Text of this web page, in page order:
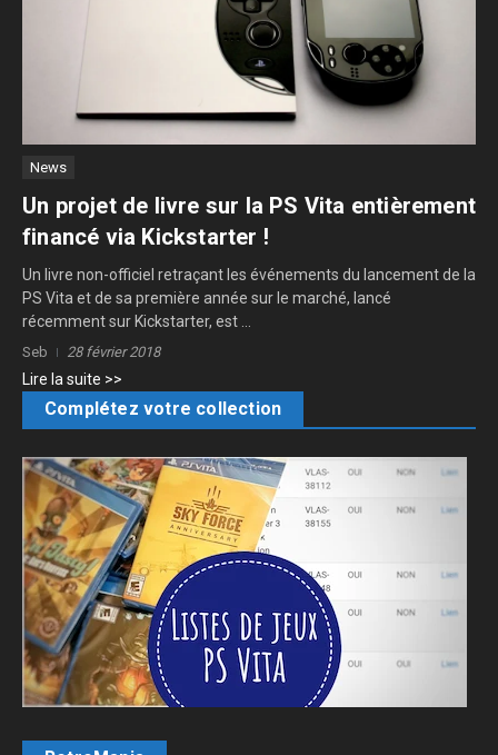
News
Un projet de livre sur la PS Vita entièrement
financé via Kickstarter !
Un livre non-officiel retraçant les événements du lancement de la
PS Vita et de sa première année sur le marché, lancé
récemment sur Kickstarter, est ...
Seb 28 février 2018
Lire la suite >>
Complétez votre collection